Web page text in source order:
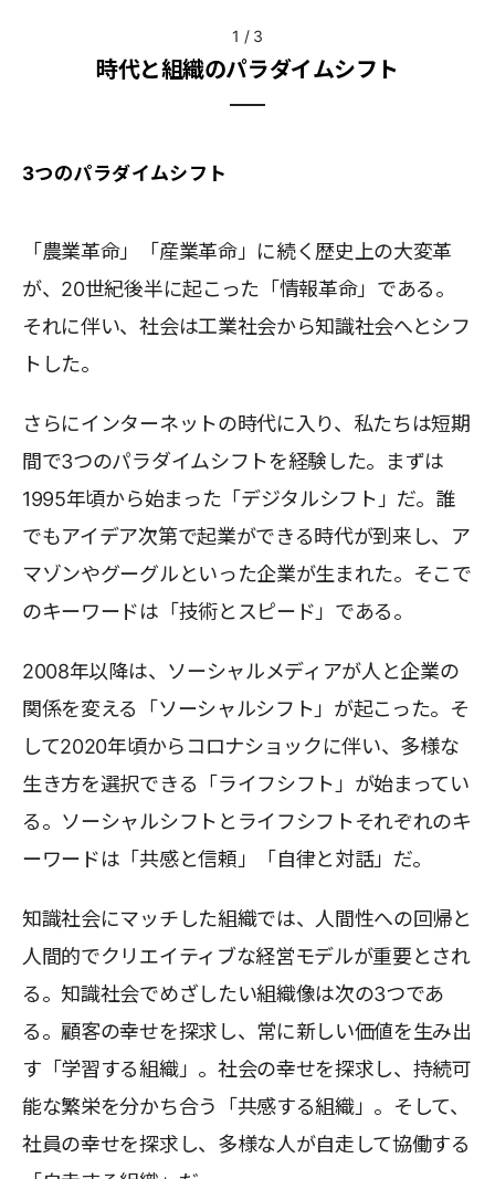
1 / 3
時代と組織のパラダイムシフト
3つのパラダイムシフト
「農業革命」「産業革命」に続く歴史上の大変革
が、20世紀後半に起こった「情報革命」である。
それに伴い、社会は工業社会から知識社会へとシフ
トした。
さらにインターネットの時代に入り、私たちは短期
間で3つのパラダイムシフトを経験した。まずは
1995年頃から始まった「デジタルシフト」だ。誰
でもアイデア次第で起業ができる時代が到来し、ア
マゾンやグーグルといった企業が生まれた。そこで
のキーワードは「技術とスピード」である。
2008年以降は、ソーシャルメディアが人と企業の
関係を変える「ソーシャルシフト」が起こった。そ
して2020年頃からコロナショックに伴い、多様な
生き方を選択できる「ライフシフト」が始まってい
る。ソーシャルシフトとライフシフトそれぞれのキ
ーワードは「共感と信頼」「自律と対話」だ。
知識社会にマッチした組織では、人間性への回帰と
人間的でクリエイティブな経営モデルが重要とされ
る。知識社会でめざしたい組織像は次の3つであ
る。顧客の幸せを探求し、常に新しい価値を生み出
す「学習する組織」。社会の幸せを探求し、持続可
能な繁栄を分かち合う「共感する組織」。そして、
社員の幸せを探求し、多様な人が自走して協働する